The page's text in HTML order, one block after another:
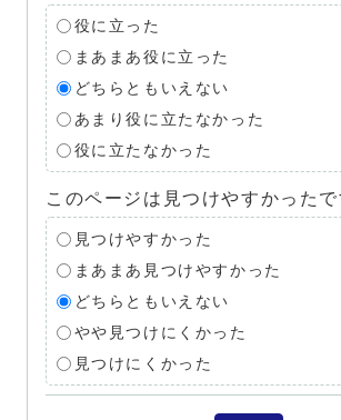
役に立った
まあまあ役に立った
どちらともいえない
あまり役に立たなかった
役に立たなかった
このページは見つけやすかったで
見つけやすかった
まあまあ見つけやすかった
どちらともいえない
やや見つけにくかった
見つけにくかった